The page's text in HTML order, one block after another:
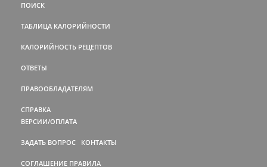
ПОИСК
ТАБЛИЦА КАЛОРИЙНОСТИ
КАЛОРИЙНОСТЬ РЕЦЕПТОВ
ОТВЕТЫ
ПРАВООБЛАДАТЕЛЯМ
СПРАВКА
ВЕРСИИ/ОПЛАТА
ЗАДАТЬ ВОПРОС КОНТАКТЫ
СОГЛАШЕНИЕ ПРАВИЛА